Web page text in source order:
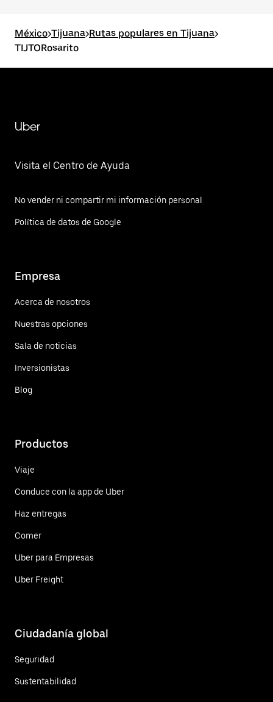
México>Tijuana>Rutas populares en Tijuana>
TIJTORosarito
Uber
Visita el Centro de Ayuda
No vender ni compartir mi información personal
Política de datos de Google
Empresa
Acerca de nosotros
Nuestras opciones
Sala de noticias
Inversionistas
Blog
Productos
Viaje
Conduce con la app de Uber
Haz entregas
Comer
Uber para Empresas
Uber Freight
Ciudadanía global
Seguridad
Sustentabilidad